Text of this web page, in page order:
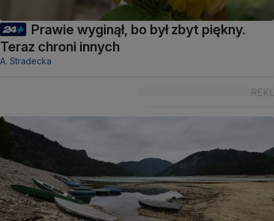
Prawie wyginął, bo był zbyt piękny.
Teraz chroni innych
A. Stradecka